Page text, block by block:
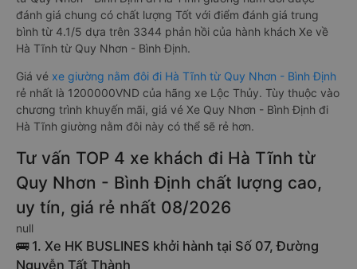
đánh giá chung có chất lượng Tốt với điểm đánh giá trung
bình từ 4.1/5 dựa trên 3344 phản hồi của hành khách Xe về
Hà Tĩnh từ Quy Nhơn - Bình Định.
Giá vé xe giường nằm đôi đi Hà Tĩnh từ Quy Nhơn - Bình Định
rẻ nhất là 1200000VND của hãng xe Lộc Thủy. Tùy thuộc vào
chương trình khuyến mãi, giá vé Xe Quy Nhơn - Bình Định đi
Hà Tĩnh giường nằm đôi này có thể sẽ rẻ hơn.
Tư vấn TOP 4 xe khách đi Hà Tĩnh từ
Quy Nhơn - Bình Định chất lượng cao,
uy tín, giá rẻ nhất 08/2026
null
🚌 1. Xe HK BUSLINES khởi hành tại Số 07, Đường
Nguyễn Tất Thành